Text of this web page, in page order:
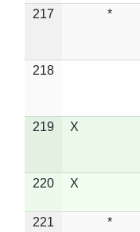
217 *
218
219 X
220 X
221 *